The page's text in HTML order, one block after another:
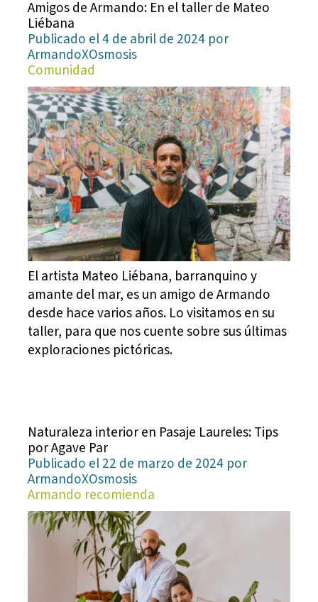
Amigos de Armando: En el taller de Mateo
Liébana
Publicado el 4 de abril de 2024 por
ArmandoXOsmosis
Comunidad
El artista Mateo Liébana, barranquino y
amante del mar, es un amigo de Armando
desde hace varios años. Lo visitamos en su
taller, para que nos cuente sobre sus últimas
exploraciones pictóricas.
Naturaleza interior en Pasaje Laureles: Tips
por Agave Par
Publicado el 22 de marzo de 2024 por
ArmandoXOsmosis
Armando recomienda